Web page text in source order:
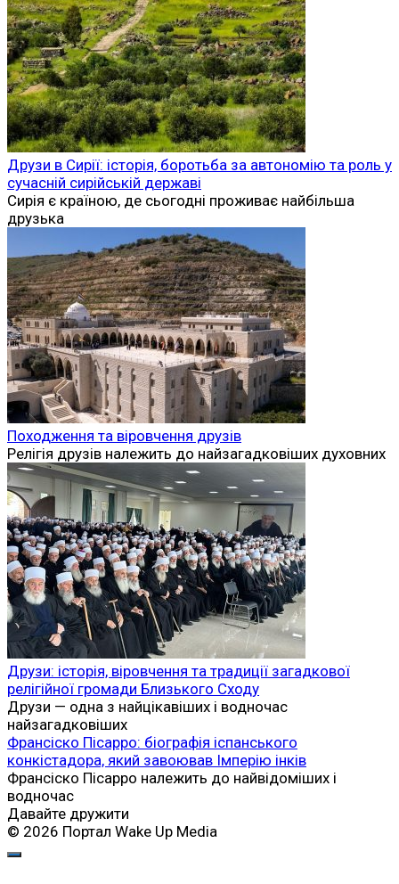
Друзи в Сирії: історія, боротьба за автономію та роль у
сучасній сирійській державі
Сирія є країною, де сьогодні проживає найбільша
друзька
Походження та віровчення друзів
Релігія друзів належить до найзагадковіших духовних
Друзи: історія, віровчення та традиції загадкової
релігійної громади Близького Сходу
Друзи — одна з найцікавіших і водночас
найзагадковіших
Франсіско Пісарро: біографія іспанського
конкістадора, який завоював Імперію інків
Франсіско Пісарро належить до найвідоміших і
водночас
Давайте дружити
© 2026 Портал Wake Up Media